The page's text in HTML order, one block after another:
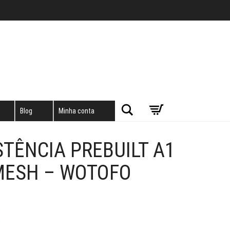
Blog Minha conta Pesquisar
PREBUILT A1
– WOTOFO